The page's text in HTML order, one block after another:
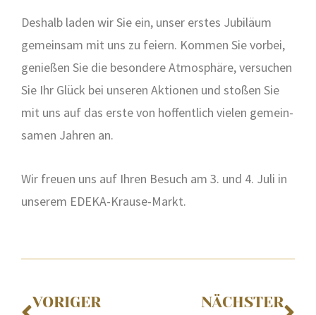
Des­halb laden wir Sie ein, unser ers­tes Jubi­lä­um
gemein­sam mit uns zu fei­ern. Kom­men Sie vor­bei,
genie­ßen Sie die beson­de­re Atmo­sphä­re, ver­su­chen
Sie Ihr Glück bei unse­ren Aktio­nen und sto­ßen Sie
mit uns auf das ers­te von hof­fent­lich vie­len gemein­
sa­men Jah­ren an.
Wir freu­en uns auf Ihren Besuch am 3. und 4. Juli in
unse­rem EDE­KA-Krau­se-Markt.
VORIGER NÄCHSTER